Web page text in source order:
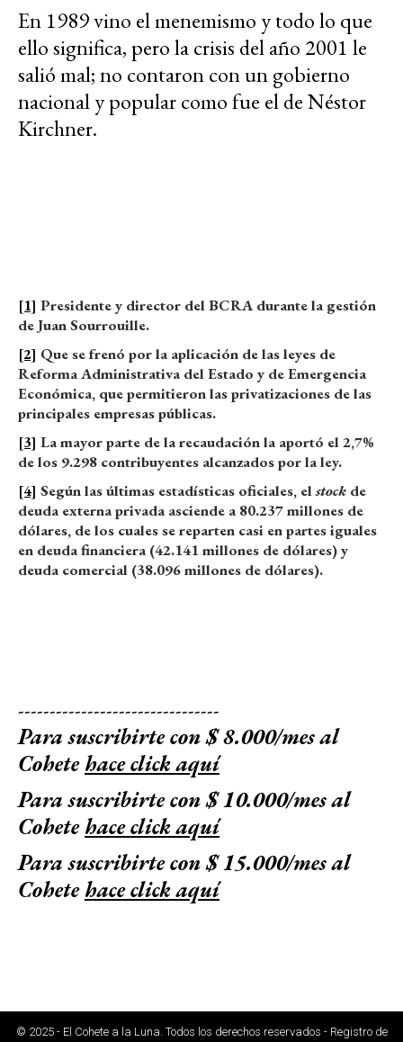
En 1989 vino el menemismo y todo lo que
ello significa, pero la crisis del año 2001 le
salió mal; no contaron con un gobierno
nacional y popular como fue el de Néstor
Kirchner.
[1] Presidente y director del BCRA durante la gestión
de Juan Sourrouille.
[2] Que se frenó por la aplicación de las leyes de
Reforma Administrativa del Estado y de Emergencia
Económica, que permitieron las privatizaciones de las
principales empresas públicas.
[3] La mayor parte de la recaudación la aportó el 2,7%
de los 9.298 contribuyentes alcanzados por la ley.
[4] Según las últimas estadísticas oficiales, elstock de
deuda externa privada asciende a 80.237 millones de
dólares, de los cuales se reparten casi en partes iguales
en deuda financiera (42.141 millones de dólares) y
deuda comercial (38.096 millones de dólares).
--------------------------------
Para suscribirte con $ 8.000/mes al
Cohetehace click aquí
Para suscribirte con $ 10.000/mes al
Cohetehace click aquí
Para suscribirte con $ 15.000/mes al
Cohetehace click aquí
© 2025 - El Cohete a la Luna. Todos los derechos reservados - Registro de